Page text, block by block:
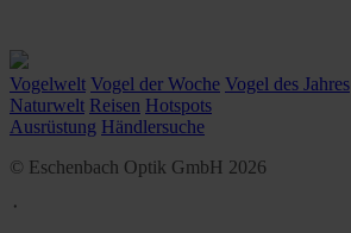
Vogelwelt Vogel der Woche Vogel des Jahres
Naturwelt Reisen Hotspots
Ausrüstung Händlersuche
© Eschenbach Optik GmbH 2026
᛫